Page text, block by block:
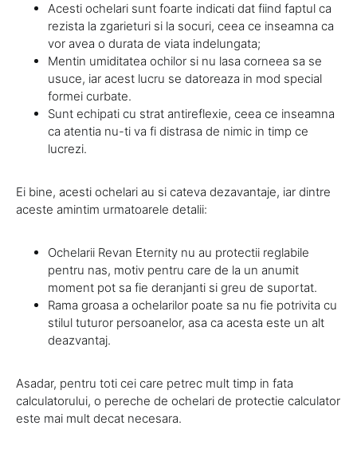
Acesti ochelari sunt foarte indicati dat fiind faptul ca
rezista la zgarieturi si la socuri, ceea ce inseamna ca
vor avea o durata de viata indelungata;
Mentin umiditatea ochilor si nu lasa corneea sa se
usuce, iar acest lucru se datoreaza in mod special
formei curbate.
Sunt echipati cu strat antireflexie, ceea ce inseamna
ca atentia nu-ti va fi distrasa de nimic in timp ce
lucrezi.
Ei bine, acesti ochelari au si cateva dezavantaje, iar dintre
aceste amintim urmatoarele detalii:
Ochelarii Revan Eternity nu au protectii reglabile
pentru nas, motiv pentru care de la un anumit
moment pot sa fie deranjanti si greu de suportat.
Rama groasa a ochelarilor poate sa nu fie potrivita cu
stilul tuturor persoanelor, asa ca acesta este un alt
deazvantaj.
Asadar, pentru toti cei care petrec mult timp in fata
calculatorului, o pereche de ochelari de protectie calculator
este mai mult decat necesara.